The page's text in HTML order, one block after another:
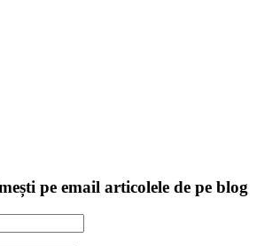
pe email articolele de pe blog